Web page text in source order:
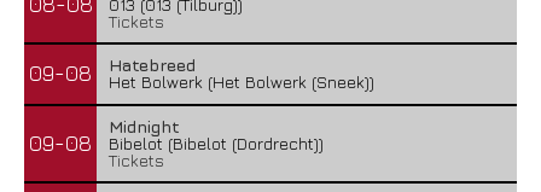
013 (013 (Tilburg))
Tickets
09-08
Hatebreed
Het Bolwerk (Het Bolwerk (Sneek))
09-08
Midnight
Bibelot (Bibelot (Dordrecht))
Tickets